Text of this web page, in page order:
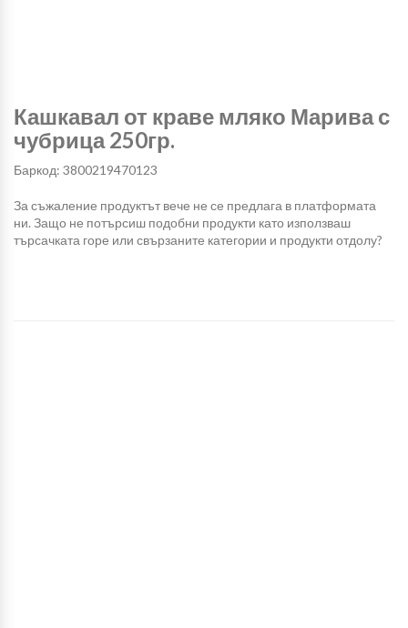
Кашкавал от краве мляко Марива с
чубрица 250гр.
Баркод: 3800219470123
За съжаление продуктът вече не се предлага в платформата
ни. Защо не потърсиш подобни продукти като използваш
търсачката горе или свързаните категории и продукти отдолу?